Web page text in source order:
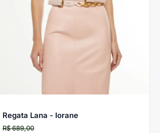
Regata Lana - Iorane
R$ 689,00